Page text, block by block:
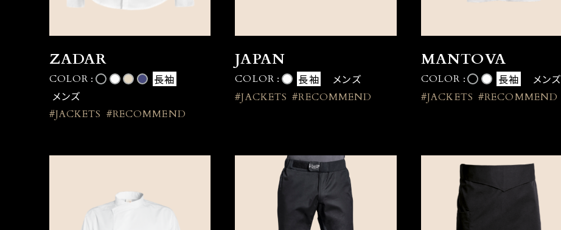
ZADAR
COLOR :
長袖
メンズ
#JACKETS #RECOMMEND
JAPAN
COLOR : 長袖 メンズ
#JACKETS #RECOMMEND
MANTOVA
COLOR : 長袖 メンズ
#JACKETS #RECOMMEND